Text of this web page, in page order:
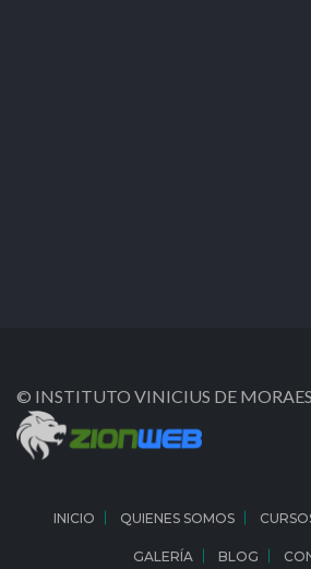
© INSTITUTO VINICIUS DE
INICIO QUIENES SOMOS
GALERÍA BLOG